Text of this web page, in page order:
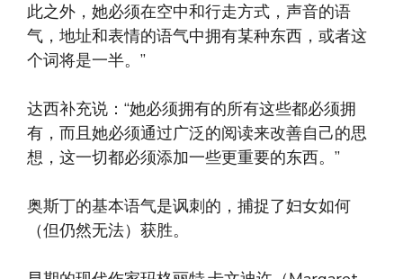
此之外，她必须在空中和行走方式，声音的语
气，地址和表情的语气中拥有某种东西，或者这
个词将是一半。”
达西补充说：“她必须拥有的所有这些都必须拥
有，而且她必须通过广泛的阅读来改善自己的思
想，这一切都必须添加一些更重要的东西。”
奥斯丁的基本语气是讽刺的，捕捉了妇女如何
（但仍然无法）获胜。